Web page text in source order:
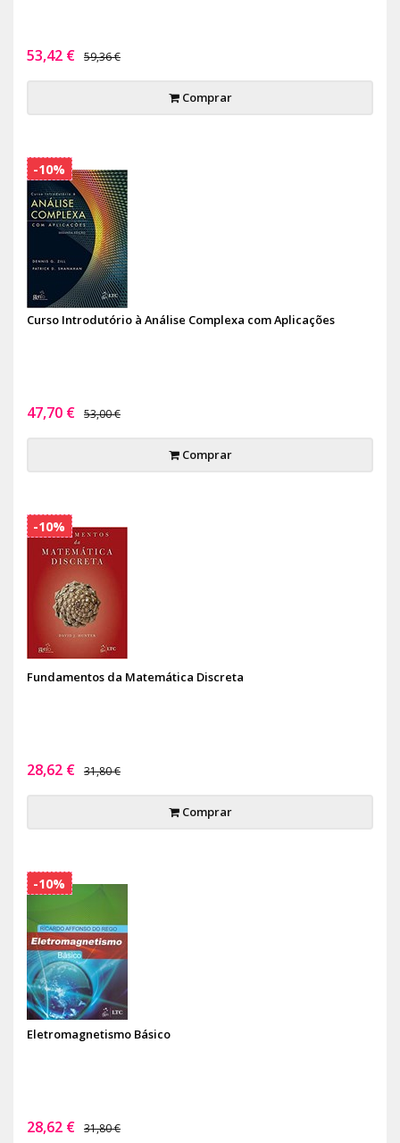
53,42 € 59,36 €
Comprar
Curso Introdutório à Análise Complexa com Aplicações
47,70 € 53,00 €
Comprar
-10%
Fundamentos da Matemática Discreta
28,62 € 31,80 €
Comprar
-10%
Eletromagnetismo Básico
28,62 € 31,80 €
-10%